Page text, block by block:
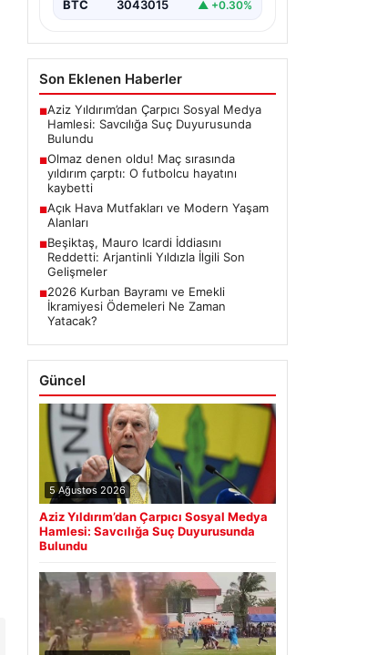
BTC 3043015 ▲ +0.30%
Son Eklenen Haberler
■Aziz Yıldırım’dan Çarpıcı Sosyal Medya
Hamlesi: Savcılığa Suç Duyurusunda
Bulundu
■Olmaz denen oldu! Maç sırasında
yıldırım çarptı: O futbolcu hayatını
kaybetti
■Açık Hava Mutfakları ve Modern Yaşam
Alanları
■Beşiktaş, Mauro Icardi İddiasını
Reddetti: Arjantinli Yıldızla İlgili Son
Gelişmeler
■2026 Kurban Bayramı ve Emekli
İkramiyesi Ödemeleri Ne Zaman
Yatacak?
Güncel
5 Ağustos 2026
Aziz Yıldırım’dan Çarpıcı Sosyal Medya
Hamlesi: Savcılığa Suç Duyurusunda
Bulundu